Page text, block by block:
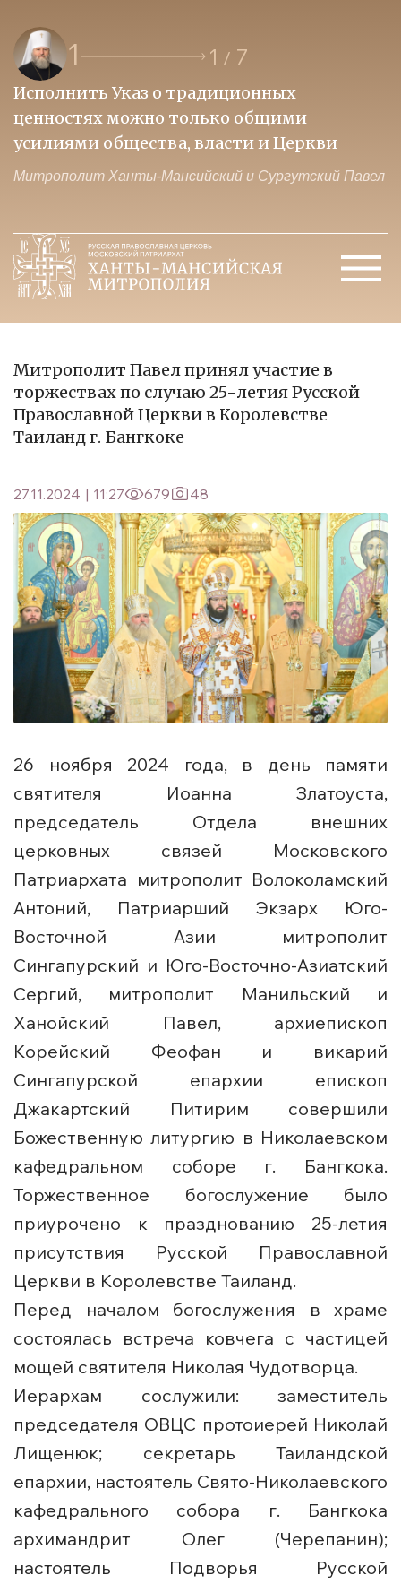
1 1 / 7
Исполнить Указ о традиционных
ценностях можно только общими
усилиями общества, власти и Церкви
Митрополит Ханты-Мансийский и Сургутский Павел
Митрополит Павел принял участие в
торжествах по случаю 25-летия Русской
Православной Церкви в Королевстве
Таиланд г. Бангкоке
27.11.2024 | 11:27 679 48
26 ноября 2024 года, в день памяти
святителя Иоанна Златоуста,
председатель Отдела внешних
церковных связей Московского
Патриархата митрополит Волоколамский
Антоний, Патриарший Экзарх Юго-
Восточной Азии митрополит
Сингапурский и Юго-Восточно-Азиатский
Сергий, митрополит Манильский и
Ханойский Павел, архиепископ
Корейский Феофан и викарий
Сингапурской епархии епископ
Джакартский Питирим совершили
Божественную литургию в Николаевском
кафедральном соборе г. Бангкока.
Торжественное богослужение было
приурочено к празднованию 25-летия
присутствия Русской Православной
Церкви в Королевстве Таиланд.
Перед началом богослужения в храме
состоялась встреча ковчега с частицей
мощей святителя Николая Чудотворца.
Иерархам сослужили: заместитель
председателя ОВЦС протоиерей Николай
Лищенюк; секретарь Таиландской
епархии, настоятель Свято-Николаевского
кафедрального собора г. Бангкока
архимандрит Олег (Черепанин);
настоятель Подворья Русской